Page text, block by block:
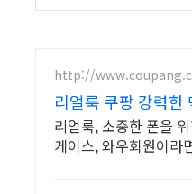
http://
리얼룩 쿠팡 강력한
리얼룩, 소중한 폰을
케이스, 와우회원이라